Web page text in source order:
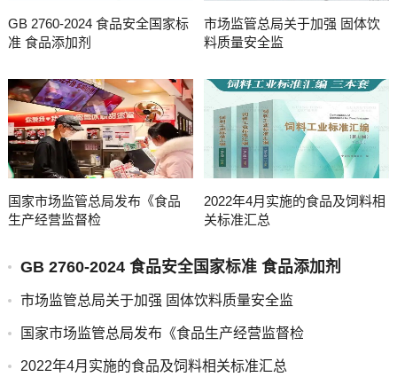
GB 2760-2024 食品安全国家标
准 食品添加剂
市场监管总局关于加强 固体饮
料质量安全监
国家市场监管总局发布《食品
生产经营监督检
2022年4月实施的食品及饲料相
关标准汇总
GB 2760-2024 食品安全国家标准 食品添加剂
市场监管总局关于加强 固体饮料质量安全监
国家市场监管总局发布《食品生产经营监督检
2022年4月实施的食品及饲料相关标准汇总